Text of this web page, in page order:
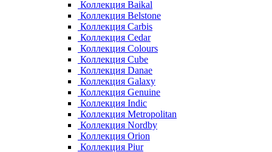
Коллекция Baikal
Коллекция Belstone
Коллекция Carbis
Коллекция Cedar
Коллекция Colours
Коллекция Cube
Коллекция Danae
Коллекция Galaxy
Коллекция Genuine
Коллекция Indic
Коллекция Metropolitan
Коллекция Nordby
Коллекция Orion
Коллекция Piur